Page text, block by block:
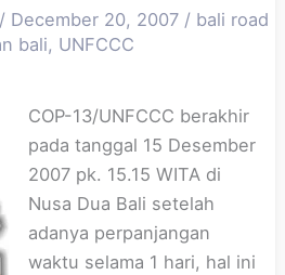
/ December 20, 2007 / bali road
bali, UNFCCC
COP-13/UNFCCC berakhir
pada tanggal 15 Desember
2007 pk. 15.15 WITA di
Nusa Dua Bali setelah
adanya perpanjangan
waktu selama 1 hari, hal ini